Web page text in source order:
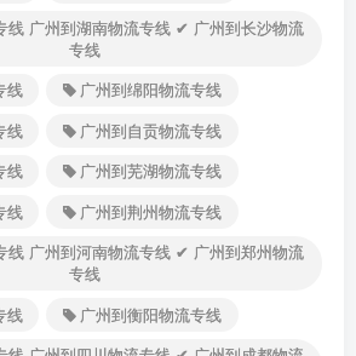
线 广州到湖南物流专线 ✔ 广州到长沙物流
专线
线
广州到绵阳物流专线
线
广州到自贡物流专线
线
广州到芜湖物流专线
线
广州到荆州物流专线
线 广州到河南物流专线 ✔ 广州到郑州物流
专线
线
广州到衡阳物流专线